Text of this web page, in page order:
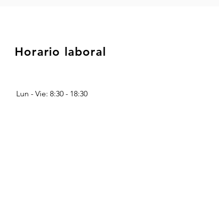
Horario laboral
Lun - Vie: 8:30 - 18:30